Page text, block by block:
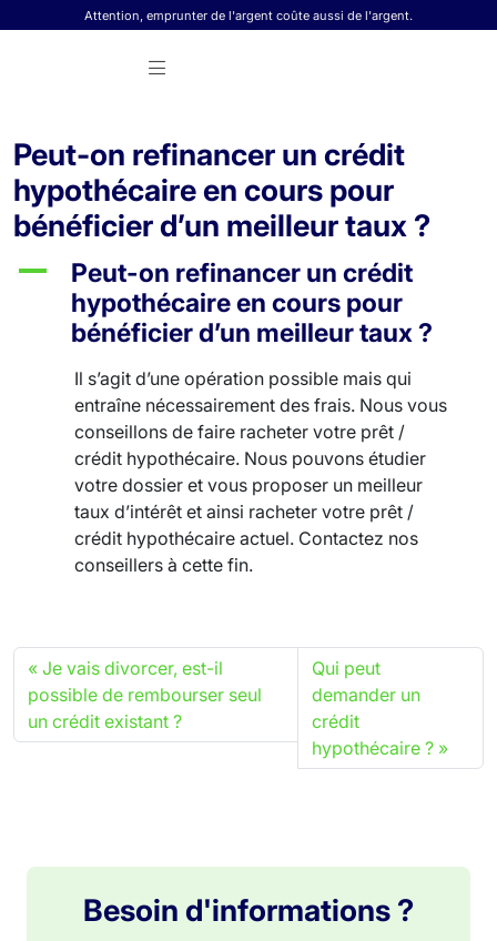
Skip to contentAttention, emprunter de l'argent coûte aussi de l'argent.
Peut-on refinancer un crédit
hypothécaire en cours pour
bénéficier d’un meilleur taux ?
A
Peut-on refinancer un crédit
hypothécaire en cours pour
bénéficier d’un meilleur taux ?
Il s’agit d’une opération possible mais qui
entraîne nécessairement des frais. Nous vous
conseillons de faire racheter votre prêt /
crédit hypothécaire. Nous pouvons étudier
votre dossier et vous proposer un meilleur
taux d’intérêt et ainsi racheter votre prêt /
crédit hypothécaire actuel. Contactez nos
conseillers à cette fin.
Je vais divorcer, est-il
possible de rembourser seul
un crédit existant ?
Qui peut
demander un
crédit
hypothécaire ?
Besoin d'informations ?